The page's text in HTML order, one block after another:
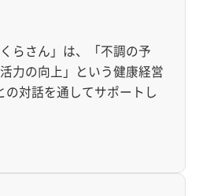
らさん」は、「不調の予
力の向上」という健康経営
の対話を通してサポートし